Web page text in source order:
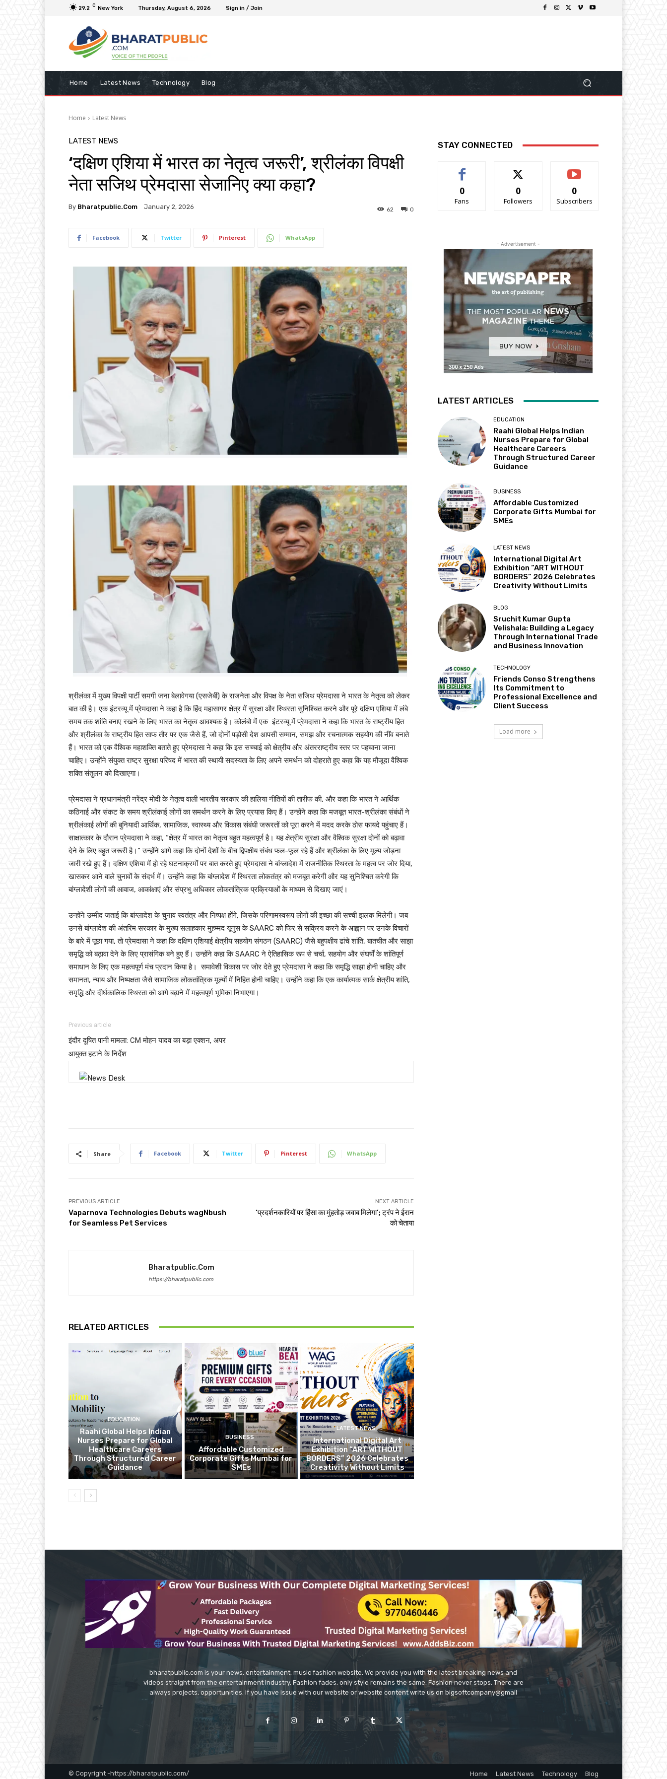
29.2 C New York Thursday, August 6, 2026 Sign in / Join
Home Latest News Technology Blog
Home Latest News
LATEST NEWS
‘दक्षिण एशिया में भारत का नेतृत्व जरूरी’, श्रीलंका विपक्षी
नेता सजिथ प्रेमदासा सेजानिए क्या कहा?
By Bharatpublic.com January 2, 2026 0
62
Facebook Twitter Pinterest WhatsApp
श्रीलंका में मुख्य विपक्षी पार्टी समगी जना बेलावेगया (एसजेबी) के राजनेता और विपक्ष के नेता सजिथ प्रेमदासा ने भारत के नेतृत्व को लेकर
बात की है। एक इंटरव्यू में प्रेमदासा ने कहा है कि हिंद महासागर क्षेत्र में सुरक्षा और स्थिरता सुनिश्चित करने और पूरे दक्षिण एशिया में लंबे
समय तक शांति बनाए रखने के लिए भारत का नेतृत्व आवश्यक है। कोलंबो में एक इंटरव्यू में प्रेमदासा ने कहा कि भारत के राष्ट्रीय हित
और श्रीलंका के राष्ट्रीय हित साफ तौर पर एक जैसे हैं, जो दोनों पड़ोसी देश आपसी सम्मान, समझ और रचनात्मक सहयोग की नींव बनाते
हैं। भारत को एक वैश्विक महाशक्ति बताते हुए प्रेमदासा ने कहा कि इस सच्चाई को क्षेत्रीय और अंतरराष्ट्रीय स्तर पर पहचाना जाना
चाहिए। उन्होंने संयुक्त राष्ट्र सुरक्षा परिषद में भारत की स्थायी सदस्यता के लिए अपने समर्थन को दोहराते हुए कहा कि यह मौजूदा वैश्विक
शक्ति संतुलन को दिखाएगा।
प्रेमदासा ने प्रधानमंत्री नरेंद्र मोदी के नेतृत्व वाली भारतीय सरकार की हालिया नीतियों की तारीफ की, और कहा कि भारत ने आर्थिक
कठिनाई और संकट के समय श्रीलंकाई लोगों का समर्थन करने के लिए प्रयास किए हैं। उन्होंने कहा कि मजबूत भारत-श्रीलंका संबंधों ने
श्रीलंकाई लोगों की बुनियादी आर्थिक, सामाजिक, स्वास्थ्य और विकास संबंधी जरूरतों को पूरा करने में मदद करके ठोस फायदे पहुंचाए हैं।
साक्षात्कार के दौरान प्रेमदासा ने कहा, “क्षेत्र में भारत का नेतृत्व बहुत महत्वपूर्ण है। यह क्षेत्रीय सुरक्षा और वैश्विक सुरक्षा दोनों को बढ़ावा
देने के लिए बहुत जरूरी है।” उन्होंने आगे कहा कि दोनों देशों के बीच द्विपक्षीय संबंध फल-फूल रहे हैं और श्रीलंका के लिए मूल्य जोड़ना
जारी रखे हुए हैं। दक्षिण एशिया में हो रहे घटनाक्रमों पर बात करते हुए प्रेमदासा ने बांग्लादेश में राजनीतिक स्थिरता के महत्व पर जोर दिया,
खासकर आने वाले चुनावों के संदर्भ में। उन्होंने कहा कि बांग्लादेश में स्थिरता लोकतंत्र को मजबूत करेगी और यह सुनिश्चित करेगी कि
बांग्लादेशी लोगों की आवाज, आकांक्षाएं और संप्रभु अधिकार लोकतांत्रिक प्रक्रियाओं के माध्यम से दिखाए जाएं।
उन्होंने उम्मीद जताई कि बांग्लादेश के चुनाव स्वतंत्र और निष्पक्ष होंगे, जिसके परिणामस्वरूप लोगों की इच्छा की सच्ची झलक मिलेगी। जब
उनसे बांग्लादेश की अंतरिम सरकार के मुख्य सलाहकार मुहम्मद यूनुस के SAARC को फिर से सक्रिय करने के आह्वान पर उनके विचारों
के बारे में पूछा गया, तो प्रेमदासा ने कहा कि दक्षिण एशियाई क्षेत्रीय सहयोग संगठन (SAARC) जैसे बहुपक्षीय ढांचे शांति, बातचीत और साझा
समृद्धि को बढ़ावा देने के लिए प्रासंगिक बने हुए हैं। उन्होंने कहा कि SAARC ने ऐतिहासिक रूप से चर्चा, सहयोग और संघर्षों के शांतिपूर्ण
समाधान के लिए एक महत्वपूर्ण मंच प्रदान किया है। समावेशी विकास पर जोर देते हुए प्रेमदासा ने कहा कि समृद्धि साझा होनी चाहिए और
समानता, न्याय और निष्पक्षता जैसे सामाजिक लोकतांत्रिक मूल्यों में निहित होनी चाहिए। उन्होंने कहा कि एक कार्यात्मक सार्क क्षेत्रीय शांति,
समृद्धि और दीर्घकालिक स्थिरता को आगे बढ़ाने में महत्वपूर्ण भूमिका निभाएगा।
Previous article
इंदौर दूषित पानी मामला: CM मोहन यादव का बड़ा एक्शन, अपर
आयुक्त हटाने के निर्देश
Share Facebook Twitter Pinterest WhatsApp
PREVIOUS ARTICLE
Vaparnova Technologies Debuts wagNbush
for Seamless Pet Services
NEXT ARTICLE
‘प्रदर्शनकारियों पर हिंसा का मुंहतोड़ जवाब मिलेगा’; ट्रंप ने ईरान
को चेताया
Bharatpublic.com
https://bharatpublic.com
RELATED ARTICLES
EDUCATION
Raahi Global Helps Indian
Nurses Prepare for Global
Healthcare Careers
Through Structured Career
Guidance
BUSINESS
Affordable Customized
Corporate Gifts Mumbai for
SMEs
LATEST NEWS
International Digital Art
Exhibition “ART WITHOUT
BORDERS” 2026 Celebrates
Creativity Without Limits
STAY CONNECTED
0
Fans
0
Followers
0
Subscribers
- Advertisement -
LATEST ARTICLES
EDUCATION
Raahi Global Helps Indian
Nurses Prepare for Global
Healthcare Careers
Through Structured Career
Guidance
BUSINESS
Affordable Customized
Corporate Gifts Mumbai for
SMEs
LATEST NEWS
International Digital Art
Exhibition “ART WITHOUT
BORDERS” 2026 Celebrates
Creativity Without Limits
BLOG
Sruchit Kumar Gupta
Velishala: Building a Legacy
Through International Trade
and Business Innovation
TECHNOLOGY
Friends Conso Strengthens
Its Commitment to
Professional Excellence and
Client Success
Load more
bharatpublic.com is your news, entertainment, music fashion website. We provide you with the latest breaking news and
videos straight from the entertainment industry. Fashion fades, only style remains the same. Fashion never stops. There are
always projects, opportunities. if you have issue with our website or website content write us on bigsoftcompany@gmail
© Copyright -https://bharatpublic.com/ Home Latest News Technology Blog